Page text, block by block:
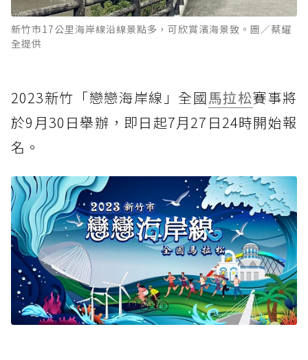
新竹市17公里海岸線沿線景點多，可欣賞濱海景致。圖／蔡耀
全提供
2023新竹「戀戀海岸線」全國馬拉松賽事將
於9月30日舉辦，即日起7月27日24時開始報
名。